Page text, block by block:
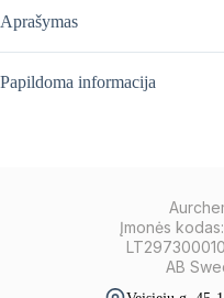
Aprašymas
Papildoma informacija
Įmonės
AB